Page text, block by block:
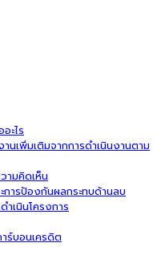
ะไร
นเพิ่มเติมจากการดำเนินงานตาม
ามคิดเห็น
ารป้องกันผลกระทบด้านลบ
ำเนินโครงการ
าร์บอนเครดิต